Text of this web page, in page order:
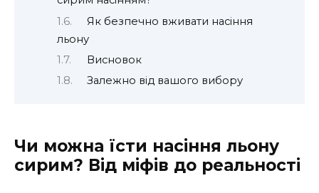
Як безпечно вживати насіння
льону
Висновок
Залежно від вашого вибору
Чи можна їсти насіння льону
сирим? Від міфів до реальності